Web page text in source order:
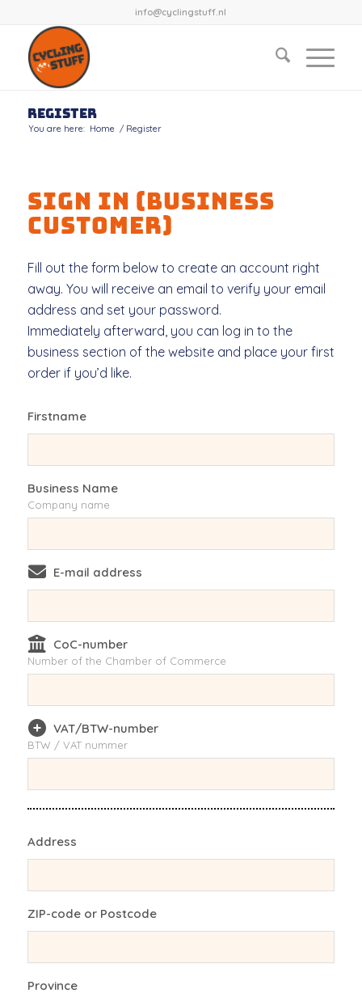
info@cyclingstuff.nl
Register
You are here: Home / Register
SIGN IN (BUSINESS
CUSTOMER)
Fill out the form below to create an account right
away. You will receive an email to verify your email
address and set your password.
Immediately afterward, you can log in to the
business section of the website and place your first
order if you’d like.
Firstname
Business Name
Company name
E-mail address
CoC-number
Number of the Chamber of Commerce
VAT/BTW-number
BTW / VAT nummer
Address
ZIP-code or Postcode
Province